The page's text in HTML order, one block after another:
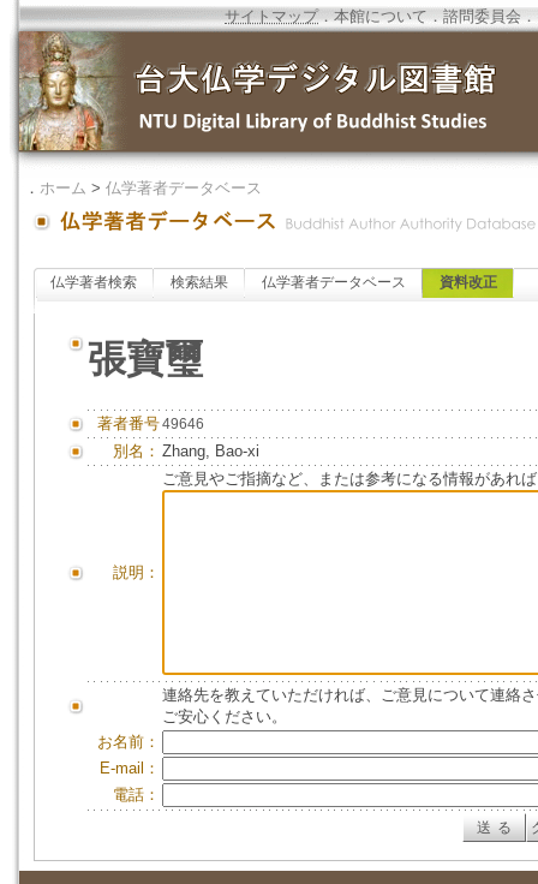
サイトマップ．本館について ．諮問委員会 ．
． ホーム > 仏学著者データベース
仏学著者検索 検索結果 仏学著者データベース 資料改正
張寶璽
著者番号49646
別名： Zhang, Bao-xi
説明：
ご意見やご指摘など、または参考になる情報があれ
連絡先を教えていただければ、ご意見について連絡
ご安心ください。
お名前：
E-mail：
電話：